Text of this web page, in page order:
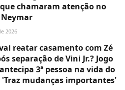
chamaram atenção no
2026
reatar casamento com Zé
separação de Vini Jr.? Jogo
3ª pessoa na vida do
'Traz mudanças importantes'